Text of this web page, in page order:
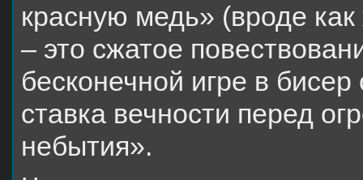
красную медь» (вроде
– это сжатое
бесконечной игре в
ставка вечности перед
небытия».